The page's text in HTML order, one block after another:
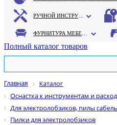
Полный каталог товаров
Главная
Каталог
Оснастка к инструментам и
Для электролобзиков, пилы
Пилки для электролобзиков